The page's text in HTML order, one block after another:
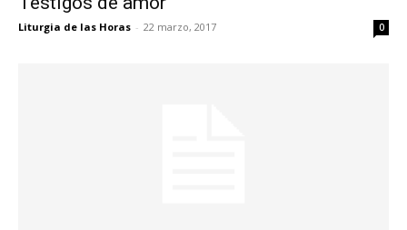
Liturgia de las Horas - 22 marzo, 2017 0